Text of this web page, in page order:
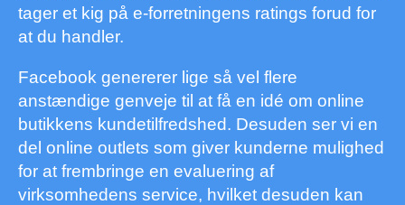
tager et kig på e-forretningens ratings forud for
at du handler.
Facebook genererer lige så vel flere
anstændige genveje til at få en idé om online
butikkens kundetilfredshed. Desuden ser vi en
del online outlets som giver kunderne mulighed
for at frembringe en evaluering af
virksomhedens service, hvilket desuden kan